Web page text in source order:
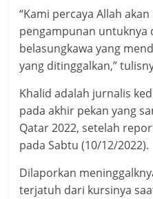
“Kami percaya Allah
pengampunan untuknya
belasungkawa yang
yang ditinggalkan,”
Khalid adalah jurnalis
pada akhir pekan yang
Qatar 2022, setelah
pada Sabtu (10/12/2022).
Dilaporkan
terjatuh dari kursinya